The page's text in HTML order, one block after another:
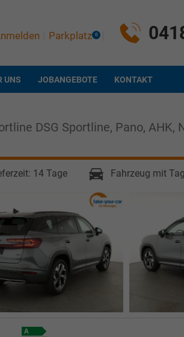
Parkplatz 0
UNS JOBANGEBOTE KONTAKT
DSG Sportline, Pano, AHK,
14 Tage Fahrzeug mit